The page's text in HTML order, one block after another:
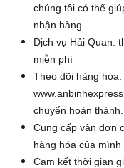
chúng tôi có thể
nhận hàng
Dịch vụ Hải Quan:
miễn phí
Theo dõi hàng
chuyển hoàn thành.
Cung cấp vận đơn
hàng hóa của mình
Cam kết thời gian